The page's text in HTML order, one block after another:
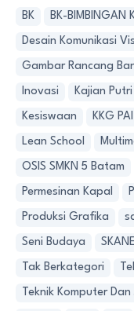
BK BK-BIMBINGAN
Desain Komunikasi
Gambar Rancang
Inovasi Kajian Putri
Kesiswaan KKG PAI
Lean School
OSIS SMKN 5 Batam
Permesinan Kapal
Produksi Grafika
Seni Budaya
Tak Berkategori
Teknik Komputer